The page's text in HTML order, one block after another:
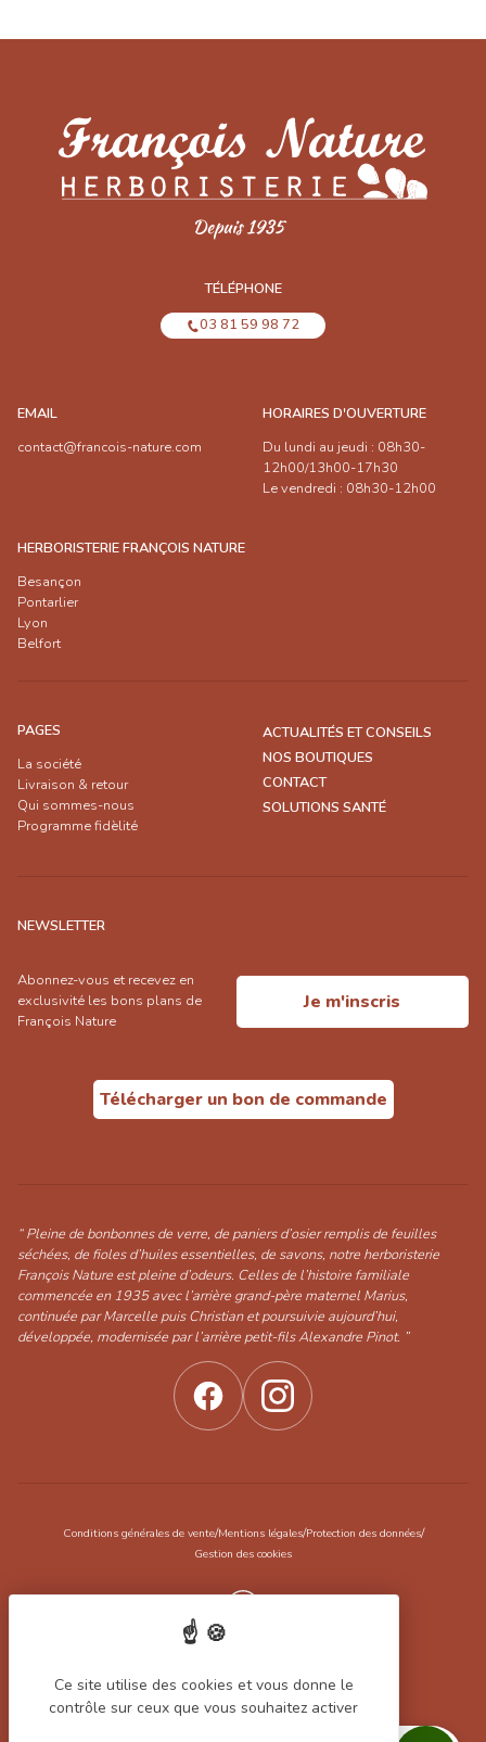
Filtrer les produits
TÉLÉPHONE
03 81 59 98 72
EMAIL
contact@francois-nature.com
HORAIRES D'OUVERTURE
Du lundi au jeudi : 08h30-
12h00/13h00-17h30
Le vendredi : 08h30-12h00
HERBORISTERIE FRANÇOIS NATURE
Besançon
Pontarlier
Lyon
Belfort
PAGES
La société
Livraison & retour
Qui sommes-nous
Programme fidèlité
ACTUALITÉS ET CONSEILS
NOS BOUTIQUES
CONTACT
SOLUTIONS SANTÉ
NEWSLETTER
Abonnez-vous et recevez en
exclusivité les bons plans de
François Nature
Je m'inscris
Télécharger un bon de commande
“ Pleine de bonbonnes de verre, de paniers d’osier remplis de feuilles
séchées, de fioles d’huiles essentielles, de savons, notre herboristerie
François Nature est pleine d’odeurs. Celles de l’histoire familiale
commencée en 1935 avec l’arrière grand-père maternel Marius,
continuée par Marcelle puis Christian et poursuivie aujourd’hui,
développée, modernisée par l’arrière petit-fils Alexandre Pinot. ”
Conditions générales de vente/Mentions légales/Protection des données/
Gestion des cookies
Réalisation Koredge
Ce site utilise des cookies et vous donne le
contrôle sur ceux que vous souhaitez activer